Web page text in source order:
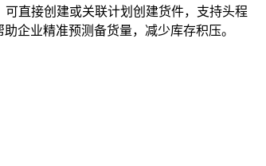
直接创建或关联计划创建货件，支持头程
企业精准预测备货量，减少库存积压。